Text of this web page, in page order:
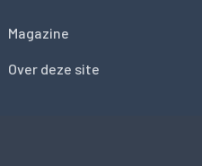
Magazine
Over deze site